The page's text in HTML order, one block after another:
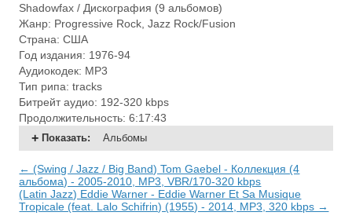
Shadowfax / Дискография (9 альбомов)
Жанр: Progressive Rock, Jazz Rock/Fusion
Страна: США
Год издания: 1976-94
Аудиокодек: MP3
Тип рипа: tracks
Битрейт аудио: 192-320 kbps
Продолжительность: 6:17:43
Показать: Альбомы
← (Swing / Jazz / Big Band) Tom Gaebel - Коллекция (4
альбома) - 2005-2010, MP3, VBR/170-320 kbps
(Latin Jazz) Eddie Warner - Eddie Warner Et Sa Musique
Tropicale (feat. Lalo Schifrin) (1955) - 2014, MP3, 320 kbps →